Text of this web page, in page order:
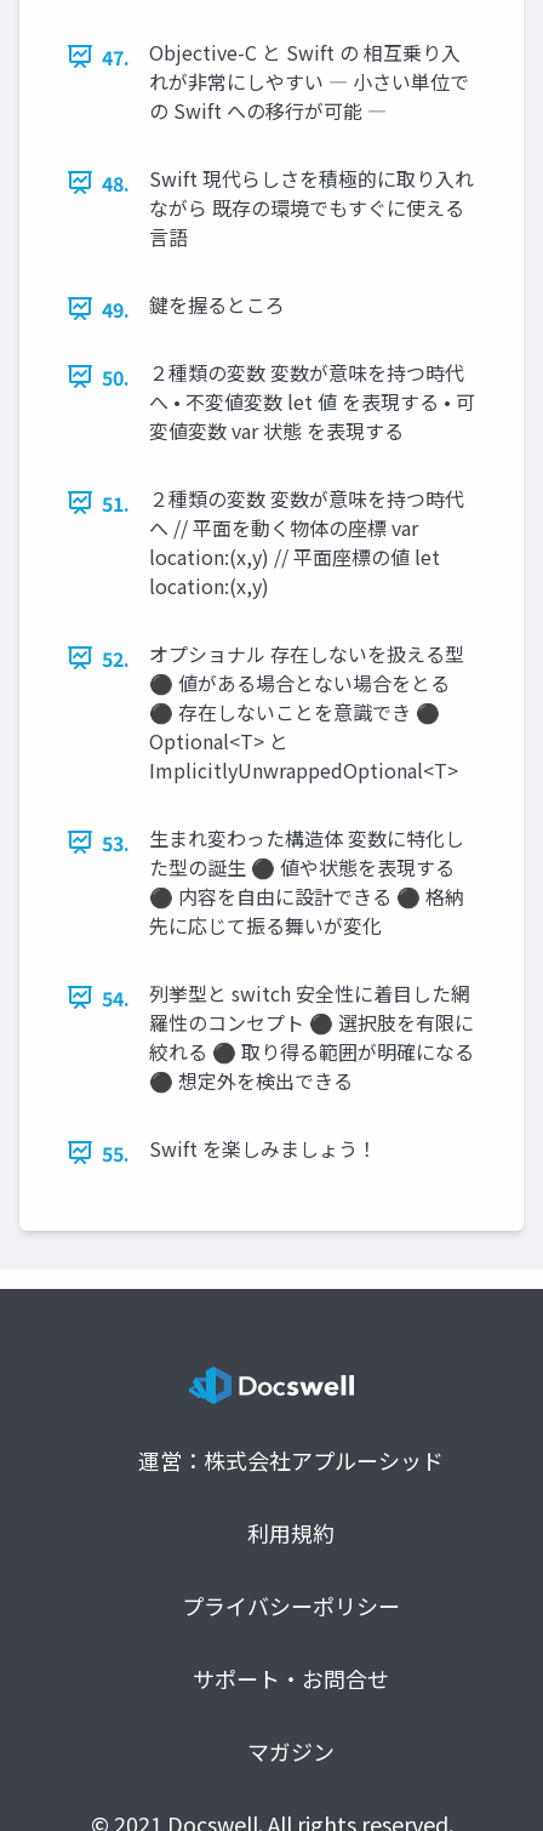
47.
Objective-C と Swift の 相互乗り入
れが非常にしやすい ― 小さい単位で
の Swift への移行が可能 ―
48.
Swift 現代らしさを積極的に取り入れ
ながら 既存の環境でもすぐに使える
言語
49. 鍵を握るところ
50.
２種類の変数 変数が意味を持つ時代
へ • 不変値変数 let 値 を表現する • 可
変値変数 var 状態 を表現する
51.
２種類の変数 変数が意味を持つ時代
へ // 平面を動く物体の座標 var
location:(x,y) // 平面座標の値 let
location:(x,y)
52.
オプショナル 存在しないを扱える型
⚫ 値がある場合とない場合をとる
⚫ 存在しないことを意識でき ⚫
Optional<T> と
ImplicitlyUnwrappedOptional<T>
53.
生まれ変わった構造体 変数に特化し
た型の誕生 ⚫ 値や状態を表現する
⚫ 内容を自由に設計できる ⚫ 格納
先に応じて振る舞いが変化
54.
列挙型と switch 安全性に着目した網
羅性のコンセプト ⚫ 選択肢を有限に
絞れる ⚫ 取り得る範囲が明確になる
⚫ 想定外を検出できる
55. Swift を楽しみましょう！
運営：株式会社アプルーシッド
利用規約
プライバシーポリシー
サポート・お問合せ
マガジン
© 2021 Docswell. All rights reserved.